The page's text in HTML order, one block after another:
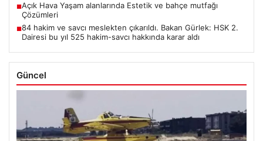
■Açık Hava Yaşam alanlarında Estetik ve bahçe mutfağı
Çözümleri
■84 hakim ve savcı meslekten çıkarıldı. Bakan Gürlek: HSK 2.
Dairesi bu yıl 525 hakim-savcı hakkında karar aldı
Güncel